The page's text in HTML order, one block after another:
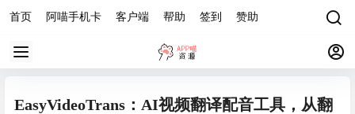
首页 阿喵手机卡 客户端 帮助 签到 赞助
EasyVideoTrans：AI视频翻译配音工具，从翻